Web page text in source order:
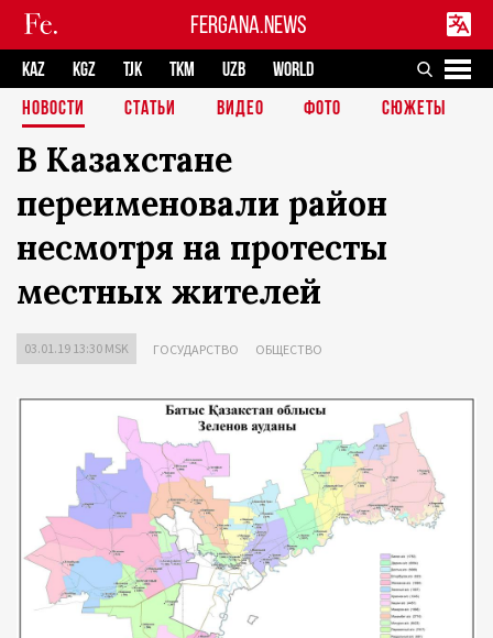
FERGANA.NEWS
KAZ KGZ TJK TKM UZB
WORLD
НОВОСТИ
СТАТЬИ ВИДЕО ФОТО СЮЖЕТЫ
В Казахстане
переименовали район
несмотря на протесты
местных жителей
03.01.19 13:30 MSK ГОСУДАРСТВО ОБЩЕСТВО